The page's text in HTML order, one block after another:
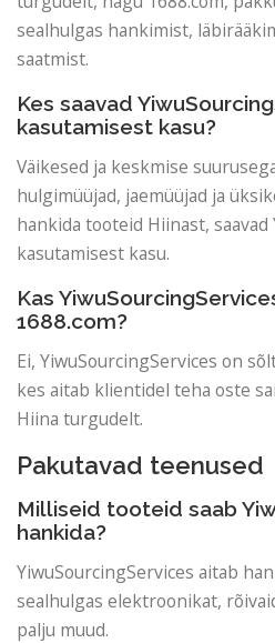
sealhulgas hankimist,
saatmist.
Kes saavad
kasutamisest kasu?
Väikesed ja keskmise
hulgimüüjad, jaemüüjad ja
hankida tooteid Hiinast, saavad
kasutamisest kasu.
Kas
1688.com?
Ei, YiwuSourcingServices on
kes aitab klientidel teha oste
Hiina turgudelt.
Pakutavad teenused
Milliseid tooteid saab
hankida?
YiwuSourcingServices aitab
sealhulgas elektroonikat,
palju muud.